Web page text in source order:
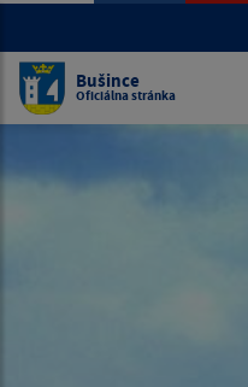
Bušince
Oficiálna stránka